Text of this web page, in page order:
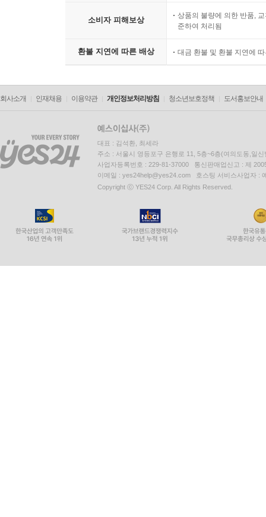
소비자 피해보상
상품의 불량에 의한 반품,
준하여 처리됨
환불 지연에 따른 배상 대금 환불 및 환불 지연에
회사소개 인재채용 이용약관 개인정보처리방침 청소년보호정책 도서홍보안내
대표 : 김석환, 최세라
주소 : 서울시 영등포구 은행로 11, 5층~6층(여의도동,일신
사업자등록번호 : 229-81-37000 통신판매업신고 : 제
이메일 : yes24help@yes24.com 호스팅 서비스사업자 :
Copyright ⓒ YES24 Corp. All Rights Reserved.